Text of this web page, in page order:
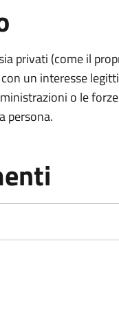
privati (come il
un interesse
o le
persona.